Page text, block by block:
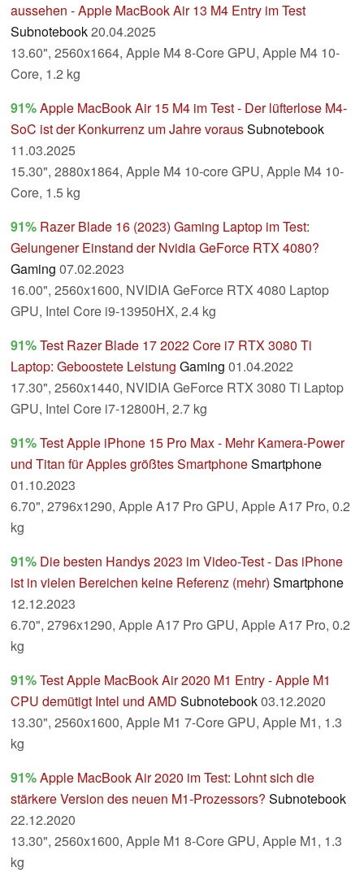
aussehen - Apple MacBook Air 13 M4 Entry im Test
Subnotebook20.04.2025
13.60", 2560x1664, Apple M4 8-Core GPU, Apple M4 10-
Core, 1.2 kg
91%Apple MacBook Air 15 M4 im Test - Der lüfterlose M4-
SoC ist der Konkurrenz um Jahre vorausSubnotebook
11.03.2025
15.30", 2880x1864, Apple M4 10-core GPU, Apple M4 10-
Core, 1.5 kg
91% Razer Blade 16 (2023) Gaming Laptop im Test:
Gelungener Einstand der Nvidia GeForce RTX 4080?
Gaming 07.02.2023
16.00", 2560x1600, NVIDIA GeForce RTX 4080 Laptop
GPU, Intel Core i9-13950HX, 2.4 kg
91%Test Razer Blade 17 2022 Core i7 RTX 3080 Ti
Laptop: Geboostete Leistung Gaming 01.04.2022
17.30", 2560x1440, NVIDIA GeForce RTX 3080 Ti Laptop
GPU, Intel Core i7-12800H, 2.7 kg
91%Test Apple iPhone 15 Pro Max - Mehr Kamera-Power
und Titan für Apples größtes SmartphoneSmartphone
01.10.2023
6.70", 2796x1290, Apple A17 Pro GPU, Apple A17 Pro, 0.2
kg
91% Die besten Handys 2023 im Video-Test - Das iPhone
ist in vielen Bereichen keine Referenz (mehr) Smartphone
12.12.2023
6.70", 2796x1290, Apple A17 Pro GPU, Apple A17 Pro, 0.2
kg
91%Test Apple MacBook Air 2020 M1 Entry - Apple M1
CPU demütigt Intel und AMD Subnotebook03.12.2020
13.30", 2560x1600, Apple M1 7-Core GPU, Apple M1, 1.3
kg
91%Apple MacBook Air 2020 im Test: Lohnt sich die
stärkere Version des neuen M1-Prozessors? Subnotebook
22.12.2020
13.30", 2560x1600, Apple M1 8-Core GPU, Apple M1, 1.3
kg